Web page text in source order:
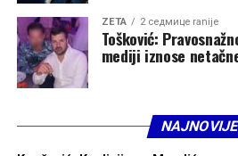
ZETA 2 седмице ranije
Tošković:
mediji iznose